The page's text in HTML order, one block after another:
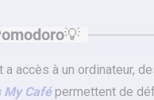
💡
a accès à un ordinateur,
My Café permettent de